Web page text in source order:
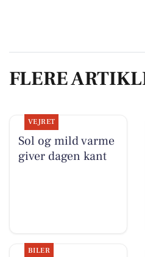
FLERE
VEJRET
Sol og mild varme
giver dagen kant
BILER